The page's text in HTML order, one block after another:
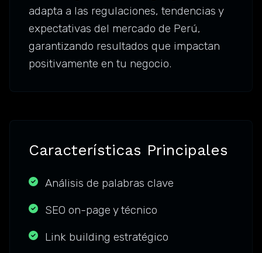
adapta a las regulaciones, tendencias y
expectativas del mercado de Perú,
garantizando resultados que impactan
positivamente en tu negocio.
Características Principales
Análisis de palabras clave
SEO on-page y técnico
Link building estratégico